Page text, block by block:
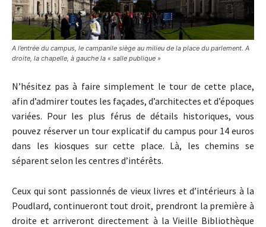
A l’entrée du campus, le campanile siège au milieu de la place du parlement. A
droite, la chapelle, à gauche la « salle publique »
N’hésitez pas à faire simplement le tour de cette place,
afin d’admirer toutes les façades, d’architectes et d’époques
variées. Pour les plus férus de détails historiques, vous
pouvez réserver un tour explicatif du campus pour 14 euros
dans les kiosques sur cette place. Là, les chemins se
séparent selon les centres d’intérêts.
Ceux qui sont passionnés de vieux livres et d’intérieurs à la
Poudlard, continueront tout droit, prendront la première à
droite et arriveront directement à la Vieille Bibliothèque